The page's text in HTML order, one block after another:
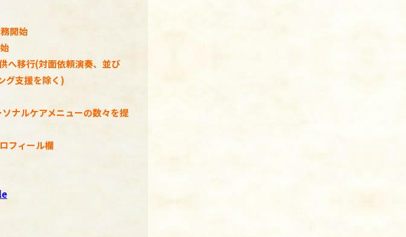
開始
へ移行(対面依頼演奏、並び
グ支援を除く)
ナルケアメニューの数々を提
フィール欄